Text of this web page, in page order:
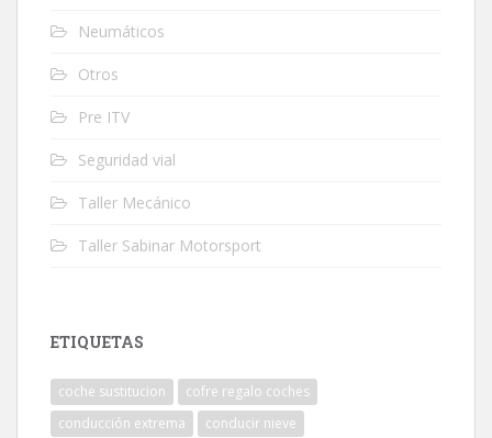
Neumáticos
Otros
Pre ITV
Seguridad vial
Taller Mecánico
Taller Sabinar Motorsport
ETIQUETAS
coche sustitucion
cofre regalo coches
conducción extrema
conducir nieve